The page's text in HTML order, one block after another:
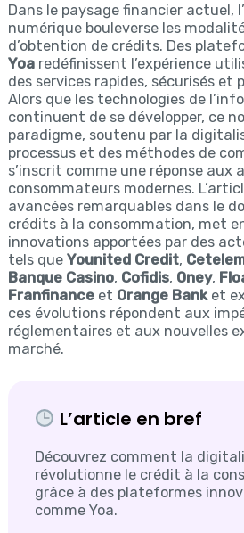
Dans le paysage financier actuel,
numérique bouleverse les
d’obtention de crédits. Des
Yoaredéfinissent l’expérience
des services rapides, sécurisés et
Alors que les technologies de
continuent de se développer, ce
paradigme, soutenu par la
processus et des méthodes de
s’inscrit comme une réponse aux
consommateurs modernes.
avancées remarquables dans le
crédits à la consommation, met
innovations apportées par des
tels que Younited Credit,
Banque Casino, Cofidis, Oney,
Franfinanceet Orange Banket
ces évolutions répondent aux
réglementaires et aux nouvelles
marché.
L’article en bref
Découvrez comment la
révolutionne le crédit à la
grâce à des plateformes
comme Yoa.